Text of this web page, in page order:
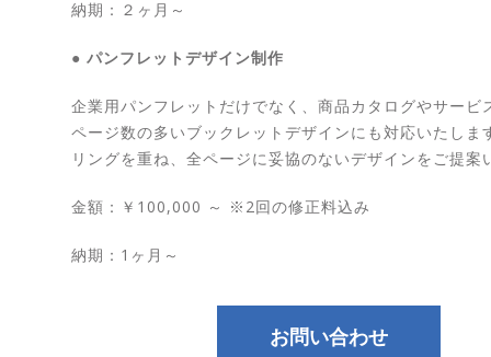
納期：２ヶ月～
● パンフレットデザイン制作
企業用パンフレットだけでなく、商品カタログやサービ
ページ数の多いブックレットデザインにも対応いたしま
リングを重ね、全ページに妥協のないデザインをご提案
金額：￥100,000 ～ ※2回の修正料込み
納期：1ヶ月～
お問い合わせ